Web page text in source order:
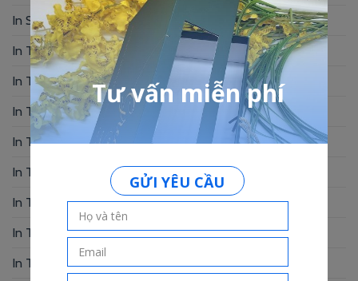
In Standee – PP(2)
In Tag Treo (7)
In Thẻ Bài(2)
In Thẻ Nhân Viên
(3)
In Thẻ Nhựa(34)
In Thiệp Chúc Mừng(6)
In Thiệp Cưới(33)
In Thiệp Mời(6)
In Tờ Rơi
(1)